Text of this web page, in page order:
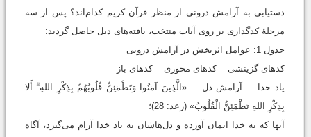
دستیابی به آرامش درونی از منظر قرآن کریم کدام‌اند؟ پس از سه
مرحلۀ کدگذاری بر روی آیات منتخب، یافته‌های ذیل حاصل گردید:
جدول 1: عوامل اثربخش در آرامش درونی
کدهای گزینشی کدهای محوری کدهای باز
یاد خدا آرامش دل «الَّذِینَ آمَنُوا وَتَطْمَئِنُّ قُلُوبُهُمْ بِذِکْرِ اللهِ ۗ أَلا
بِذِکْرِ اللهِ تَطْمَئِنُّ الْقُلُوبُ» (رعد: 28)؛
آنها که به خدا ایمان آورده و دل‌هاشان به یاد خدا آرام می‌گیرد، آگاه